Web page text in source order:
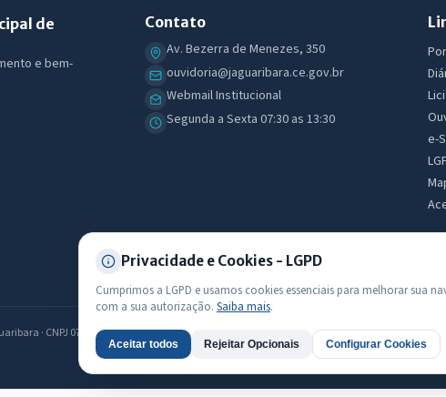
de
e bem-
Contato
Av. Bezerra de Menezes, 350
ouvidoria@jaguaribara.ce.gov.br
Webmail Institucional
Segunda a Sexta 07:30 as 13:30
e-
· CNPJ 07.442.981/0001-76 — Todos os direitos reservados
Privacidade e Cookies - LGPD
Cumprimos a LGPD e usamos cookies essenciais para melhorar sua
com a sua autorização. Saiba mais.
Aceitar todos Rejeitar Opcionais Configurar Cookies